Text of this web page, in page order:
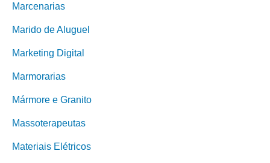
Marcenarias
Marido de Aluguel
Marketing Digital
Marmorarias
Mármore e Granito
Massoterapeutas
Materiais Elétricos